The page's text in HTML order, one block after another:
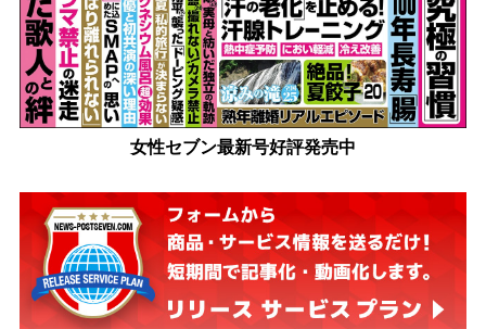
女性セブン最新号好評発売中